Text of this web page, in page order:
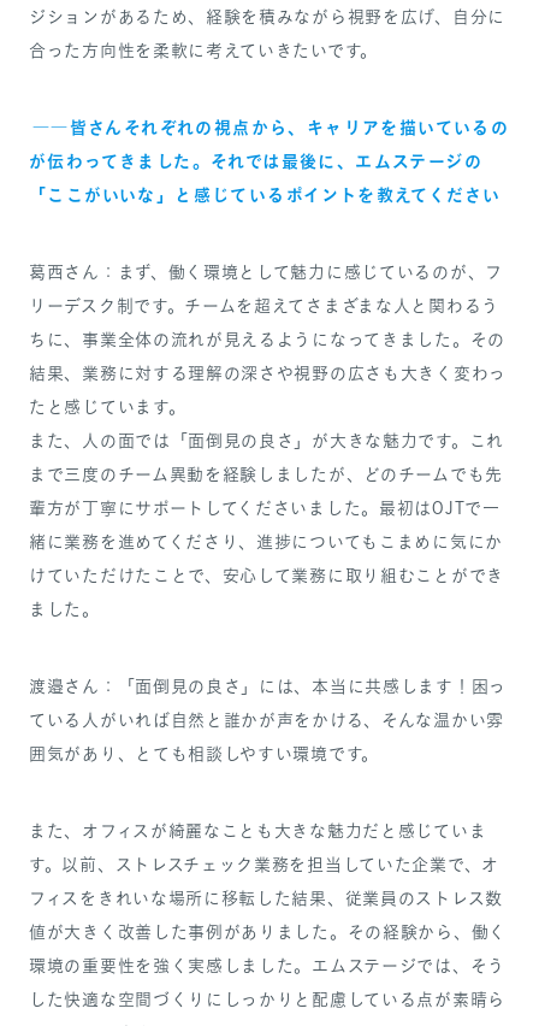
ジションがあるため、経験を積みながら視野を広げ、自分に
合った方向性を柔軟に考えていきたいです。
――皆さんそれぞれの視点から、キャリアを描いているの
が伝わってきました。それでは最後に、エムステージの
「ここがいいな」と感じているポイントを教えてください
葛西さん：まず、働く環境として魅力に感じているのが、フ
リーデスク制です。チームを超えてさまざまな人と関わるう
ちに、事業全体の流れが見えるようになってきました。その
結果、業務に対する理解の深さや視野の広さも大きく変わっ
たと感じています。
また、人の面では「面倒見の良さ」が大きな魅力です。これ
まで三度のチーム異動を経験しましたが、どのチームでも先
輩方が丁寧にサポートしてくださいました。最初はOJTで一
緒に業務を進めてくださり、進捗についてもこまめに気にか
けていただけたことで、安心して業務に取り組むことができ
ました。
渡邉さん：「面倒見の良さ」には、本当に共感します！困っ
ている人がいれば自然と誰かが声をかける、そんな温かい雰
囲気があり、とても相談しやすい環境です。
また、オフィスが綺麗なことも大きな魅力だと感じていま
す。以前、ストレスチェック業務を担当していた企業で、オ
フィスをきれいな場所に移転した結果、従業員のストレス数
値が大きく改善した事例がありました。その経験から、働く
環境の重要性を強く実感しました。エムステージでは、そう
した快適な空間づくりにしっかりと配慮している点が素晴ら